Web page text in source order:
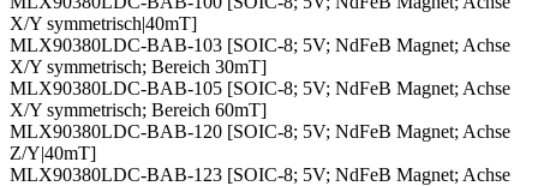
X/Y symmetrisch|40mT]
MLX90380LDC-BAB-103 [SOIC-8; 5V; NdFeB Magnet; Achse
X/Y symmetrisch; Bereich 30mT]
MLX90380LDC-BAB-105 [SOIC-8; 5V; NdFeB Magnet; Achse
X/Y symmetrisch; Bereich 60mT]
MLX90380LDC-BAB-120 [SOIC-8; 5V; NdFeB Magnet; Achse
Z/Y|40mT]
MLX90380LDC-BAB-123 [SOIC-8; 5V; NdFeB Magnet; Achse